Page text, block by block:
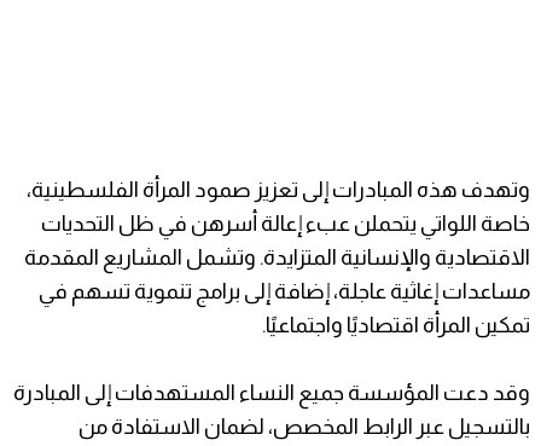
وتهدف هذه المبادرات إلى تعزيز صمود المرأة الفلسطينية،
خاصة اللواتي يتحملن عبء إعالة أسرهن في ظل التحديات
الاقتصادية والإنسانية المتزايدة. وتشمل المشاريع المقدمة
مساعدات إغاثية عاجلة، إضافة إلى برامج تنموية تسهم في
تمكين المرأة اقتصاديًا واجتماعيًا.
وقد دعت المؤسسة جميع النساء المستهدفات إلى المبادرة
بالتسجيل عبر الرابط المخصص، لضمان الاستفادة من